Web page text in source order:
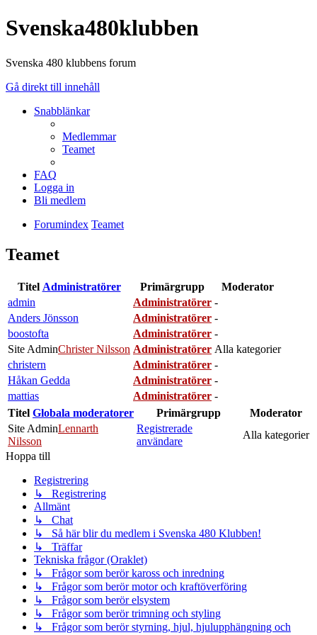
Svenska480klubben
Svenska 480 klubbens forum
Gå direkt till innehåll
Snabblänkar
Medlemmar
Teamet
FAQ
Logga in
Bli medlem
Forumindex Teamet
Teamet
Titel Administratörer Primärgrupp
Moderator
admin
Administratörer -
Anders Jönsson
Administratörer -
boostofta
Administratörer -
Site AdminChrister Nilsson Administratörer Alla kategorier
christern
Administratörer -
Håkan Gedda
Administratörer -
mattias
Administratörer -
Titel Globala moderatorer Primärgrupp
Moderator
Site AdminLennarth
Nilsson
Registrerade
användare
Alla kategorier
Hoppa till
Registrering
↳ Registrering
Allmänt
↳ Chat
↳ Så här blir du medlem i Svenska 480 Klubben!
↳ Träffar
Tekniska frågor (Oraklet)
↳ Frågor som berör kaross och inredning
↳ Frågor som berör motor och kraftöverföring
↳ Frågor som berör elsystem
↳ Frågor som berör trimning och styling
↳ Frågor som berör styrning, hjul, hjulupphängning och